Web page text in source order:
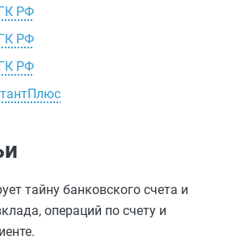
РФ
РФ
РФ
тайну банковского счета и
операций по счету и